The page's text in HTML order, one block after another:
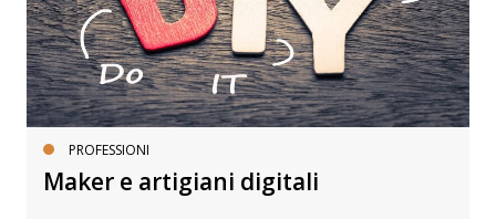
PROFESSIONI
Maker e artigiani digitali